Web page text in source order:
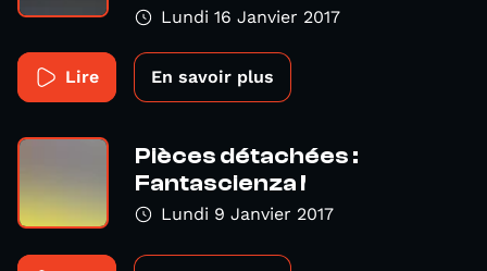
Lundi 16 Janvier 2017
Lire En savoir plus
Pièces détachées :
Fantascienza !
Lundi 9 Janvier 2017